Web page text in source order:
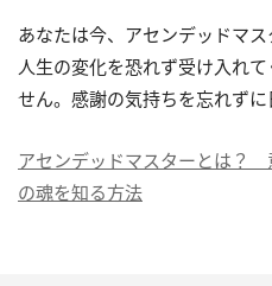
あなたは今、アセンデッドマス
人生の変化を恐れず受け入れ
せん。感謝の気持ちを忘れずに
アセンデッドマスターとは？
の魂を知る方法